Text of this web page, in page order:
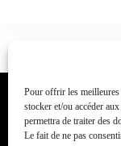
Pour offrir les meilleures
stocker et/ou accéder
permettra de traiter des
Le fait de ne pas
Toutou
Éducateur et